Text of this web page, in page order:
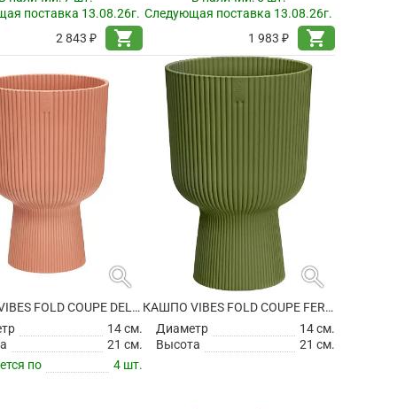
поставка 13.08.26г.
2 843 ₽
shopping_cart
Следующая поставка 13.08.26г.
1 983 ₽
shopping_cart
search
КАШПО VIBES FOLD COUPE DELICATE PINK
14 см.
21 см.
по
4 шт.
search
КАШПО VIBES FOLD COUPE FERN GREEN
Диаметр
14 см.
Высота
21 см.